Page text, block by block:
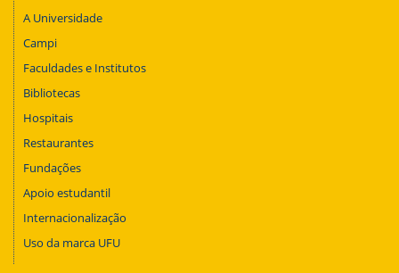
A Universidade
Campi
Faculdades e Institutos
Bibliotecas
Hospitais
Restaurantes
Fundações
Apoio estudantil
Internacionalização
Uso da marca UFU